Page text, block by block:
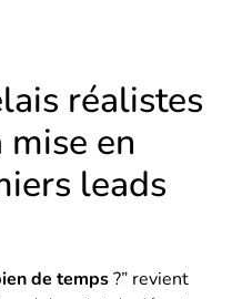
réalistes
en
leads
de temps?” revient